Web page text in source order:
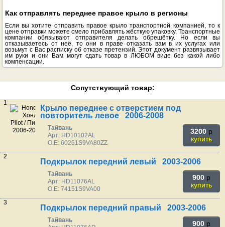
Как отправлять переднее правое крыло в регионы
Если вы хотите отправить правое крыло транспортной компанией, то к
цене отправки можете смело прибавлять жёсткую упаковку. Транспортные
компании обязывают отправителя делать обрешётку. Но если вы
отказываетесь от неё, то они в праве отказать вам в их услугах или
возьмут с Вас расписку об отказе претензий. Этот документ развязывает
им руки и они Вам могут сдать товар в ЛЮБОМ виде без какой либо
компенсации.
Сопутствующий товар:
1
Крыло переднее с отверстием под
повторитель левое 2006-2008
Тайвань
Арт: HD10102AL
O.E: 60261S9VA80ZZ
3200 p
купить
2
Подкрылок передний левый 2003-2006
Тайвань
Арт: HD11076AL
O.E: 74151S9VA00
900 p
купить
3
Подкрылок передний правый 2003-2006
Тайвань
900 p